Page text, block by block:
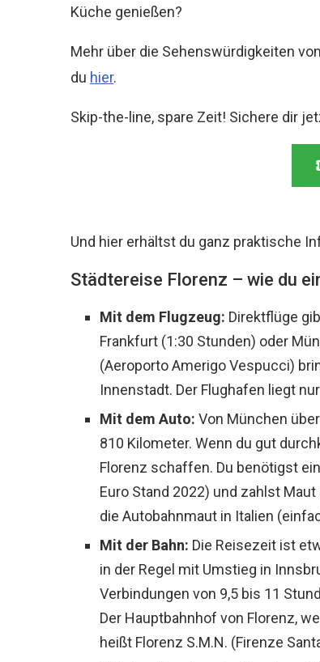
Küche genießen?
Mehr über die Sehenswürdigkeiten
du hier.
Skip-the-line, spare Zeit! Sichere dir
Und hier erhältst du ganz praktische
Städtereise Florenz – wie du
Mit dem Flugzeug: Direktflüge
Frankfurt (1:30 Stunden) oder
(Aeroporto Amerigo Vespucci)
Innenstadt. Der Flughafen liegt
Mit dem Auto: Von München
810 Kilometer. Wenn du gut
Florenz schaffen. Du benötigst
Euro Stand 2022) und zahlst
die Autobahnmaut in Italien
Mit der Bahn: Die Reisezeit ist
in der Regel mit Umstieg in
Verbindungen von 9,5 bis 11
Der Hauptbahnhof von Florenz,
heißt Florenz S.M.N. (Firenze